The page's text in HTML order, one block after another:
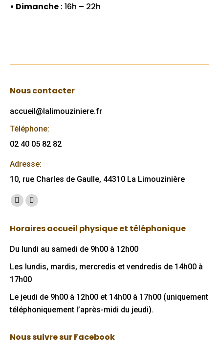
• Dimanche : 16h – 22h
Nous contacter
accueil@lalimouziniere.fr
Téléphone:
02 40 05 82 82
Adresse:
10, rue Charles de Gaulle, 44310 La Limouzinière
Trouvez nous sur :
Facebook
opens
in
window
Mail
opens
in
window
Horaires accueil physique et téléphonique
Du lundi au samedi de 9h00 à 12h00
Les lundis, mardis, mercredis et vendredis de 14h00 à
17h00
Le jeudi de 9h00 à 12h00 et 14h00 à 17h00 (uniquement
téléphoniquement l’après-midi du jeudi).
Nous suivre sur Facebook